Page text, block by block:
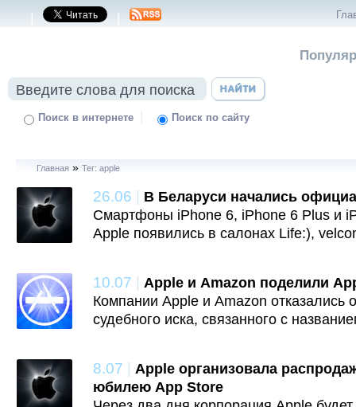
| |
Поиск в интернете | Поиск по сайту
Главная » Тег: apple
26.06 | В Беларуси начались
Смартфоны iPhone 6, iPhone 6 Plus и
Apple появились в салонах Life:),
10.07 | Apple и Amazon поделили
Компании Apple и Amazon отказались
судебного иска, связанного с
8.07 | Apple организовала
юбилею App Store